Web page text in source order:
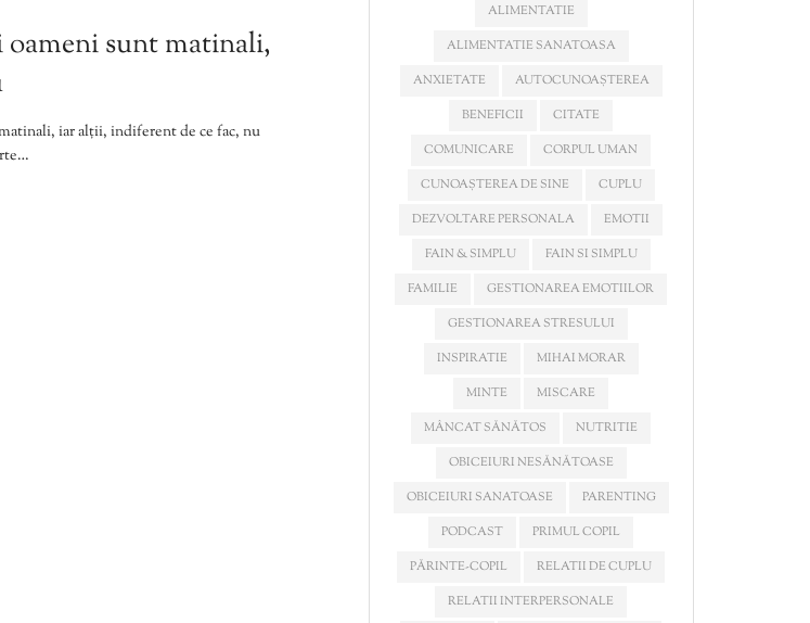
sunt matinali,
iar alții, indiferent de ce fac, nu
ALIMENTATIE
ALIMENTATIE SANATOASA
ANXIETATE
AUTOCUNOAȘTEREA
BENEFICII
CITATE
COMUNICARE
CORPUL UMAN
CUNOAȘTEREA DE SINE
CUPLU
DEZVOLTARE PERSONALA
EMOTII
FAIN & SIMPLU
FAIN SI SIMPLU
FAMILIE
GESTIONAREA EMOTIILOR
GESTIONAREA STRESULUI
INSPIRATIE
MIHAI MORAR
MINTE
MISCARE
MÂNCAT SĂNĂTOS
NUTRITIE
OBICEIURI NESĂNĂTOASE
OBICEIURI SANATOASE
PARENTING
PODCAST
PRIMUL COPIL
PĂRINTE-COPIL
RELATII DE CUPLU
RELATII INTERPERSONALE